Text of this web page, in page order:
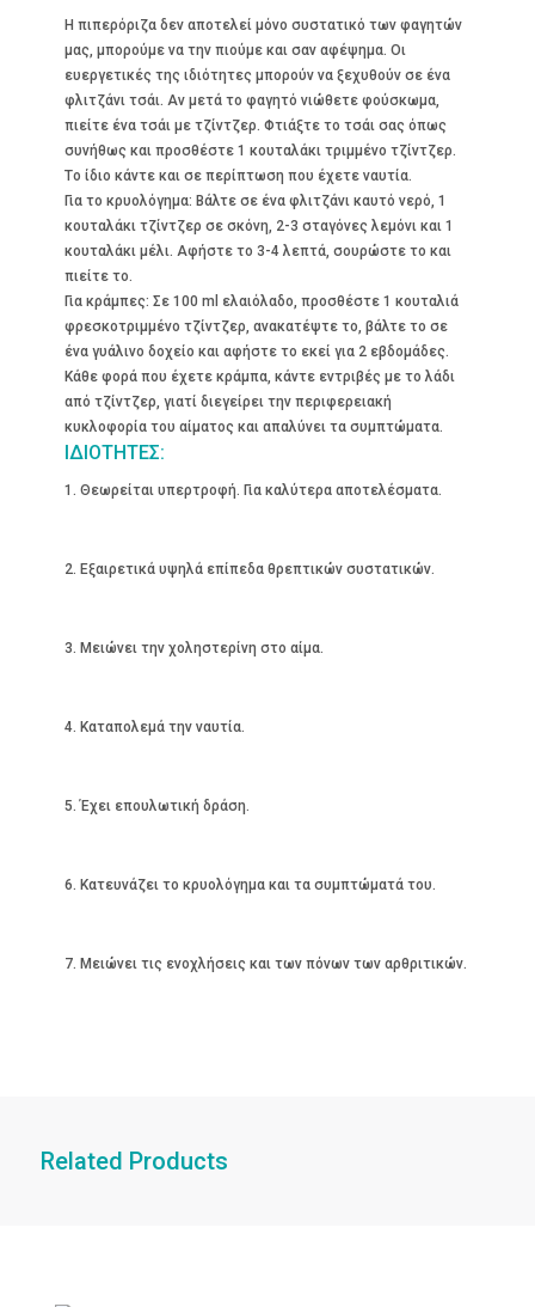
Η πιπερόριζα δεν αποτελεί μόνο συστατικό των φαγητών
μας, μπορούμε να την πιούμε και σαν αφέψημα. Οι
ευεργετικές της ιδιότητες μπορούν να ξεχυθούν σε ένα
φλιτζάνι τσάι. Aν μετά το φαγητό νιώθετε φούσκωμα,
πιείτε ένα τσάι με τζίντζερ. Φτιάξτε το τσάι σας όπως
συνήθως και προσθέστε 1 κουταλάκι τριμμένο τζίντζερ.
Tο ίδιο κάντε και σε περίπτωση που έχετε ναυτία.
Για το κρυολόγημα: Bάλτε σε ένα φλιτζάνι καυτό νερό, 1
κουταλάκι τζίντζερ σε σκόνη, 2-3 σταγόνες λεμόνι και 1
κουταλάκι μέλι. Αφήστε το 3-4 λεπτά, σουρώστε το και
πιείτε το.
Για κράμπες: Σε 100 ml ελαιόλαδο, προσθέστε 1 κουταλιά
φρεσκοτριμμένο τζίντζερ, ανακατέψτε το, βάλτε το σε
ένα γυάλινο δοχείο και αφήστε το εκεί για 2 εβδομάδες.
Kάθε φορά που έχετε κράμπα, κάντε εντριβές με το λάδι
από τζίντζερ, γιατί διεγείρει την περιφερειακή
κυκλοφορία του αίματος και απαλύνει τα συμπτώματα.
ΙΔΙΟΤΗΤΕΣ:
1. Θεωρείται υπερτροφή. Για καλύτερα αποτελέσματα.
2. Εξαιρετικά υψηλά επίπεδα θρεπτικών συστατικών.
3. Μειώνει την χοληστερίνη στο αίμα.
4. Καταπολεμά την ναυτία.
5. Έχει επουλωτική δράση.
6. Κατευνάζει το κρυολόγημα και τα συμπτώματά του.
7. Μειώνει τις ενοχλήσεις και των πόνων των αρθριτικών.
Related Products